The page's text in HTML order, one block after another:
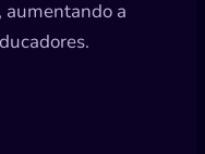
aumentando a